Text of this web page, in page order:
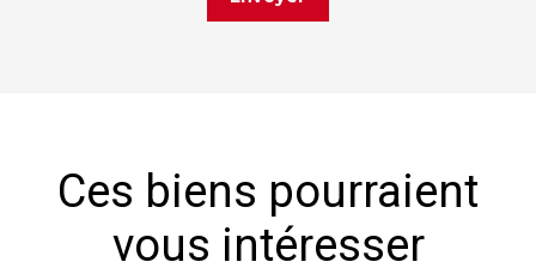
Ces biens pourraient
vous intéresser